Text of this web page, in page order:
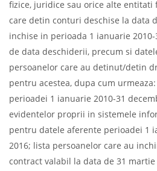
fizice, juridice sau orice alte
care detin conturi deschise la data
inchise in perioada 1 ianuarie
de data deschiderii, precum si
persoanelor care au detinut/detin
pentru acestea, dupa cum
perioadei 1 ianuarie 2010-31
evidentelor proprii in sistemele
pentru datele aferente perioadei 1
2016; lista persoanelor care au
contract valabil la data de 31